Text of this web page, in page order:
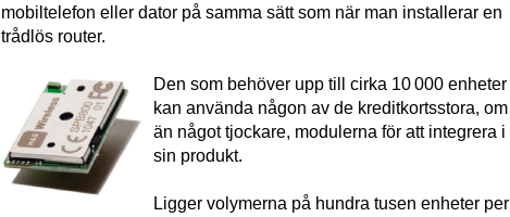
mobiltelefon eller dator på samma sätt som när man installerar en
trådlös router.
Den som behöver upp till cirka 10 000 enheter
kan använda någon av de kreditkortsstora, om
än något tjockare, modulerna för att integrera i
sin produkt.
Ligger volymerna på hundra tusen enheter per